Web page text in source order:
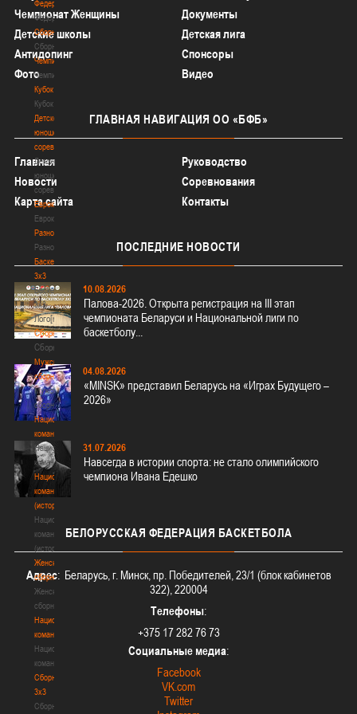
Федерация
Федерация
Сборные
Сборные
Чемпионат
Чемпионат
Кубок
Кубок
Детско-
юношеские
соревнования
Детско-
юношеские
соревнования
Еврокубки
Еврокубки
Разное
Разное
Баскетбол
3х3
Баскетбол
3х3
Лого[modid=121]
Сборные
Сборные
Мужские
сборные
Мужские
сборные
Национальная
команда
Национальная
команда
Национальная
команда
(история)
Национальная
команда
(история)
Женские
сборные
Женские
сборные
Национальная
команда
Национальная
команда
Сборные
3х3
Сборные
Чемпионат Женщины
Документы
Детские школы
Детская лига
Антидопинг
Спонсоры
Фото
Видео
ГЛАВНАЯ НАВИГАЦИЯ ОО «БФБ»
Главная
Руководство
Новости
Соревнования
Карта сайта
Контакты
ПОСЛЕДНИЕ НОВОСТИ
10.08.2026
Палова-2026. Открыта регистрация на III этап
чемпионата Беларуси и Национальной лиги по
баскетболу...
04.08.2026
«MINSK» представил Беларусь на «Играх Будущего –
2026»
31.07.2026
Навсегда в истории спорта: не стало олимпийского
чемпиона Ивана Едешко
БЕЛОРУССКАЯ ФЕДЕРАЦИЯ БАСКЕТБОЛА
Адрес: Беларусь, г. Минск, пр. Победителей, 23/1 (блок кабинетов
322), 220004
Телефоны:
+375 17 282 76 73
Социальные медиа:
Facebook
VK.com
Twitter